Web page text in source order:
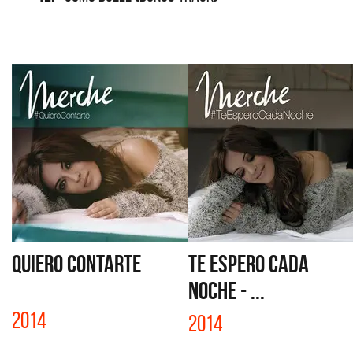
QUIERO CONTARTE
2014
TE ESPERO CADA
NOCHE - ...
2014